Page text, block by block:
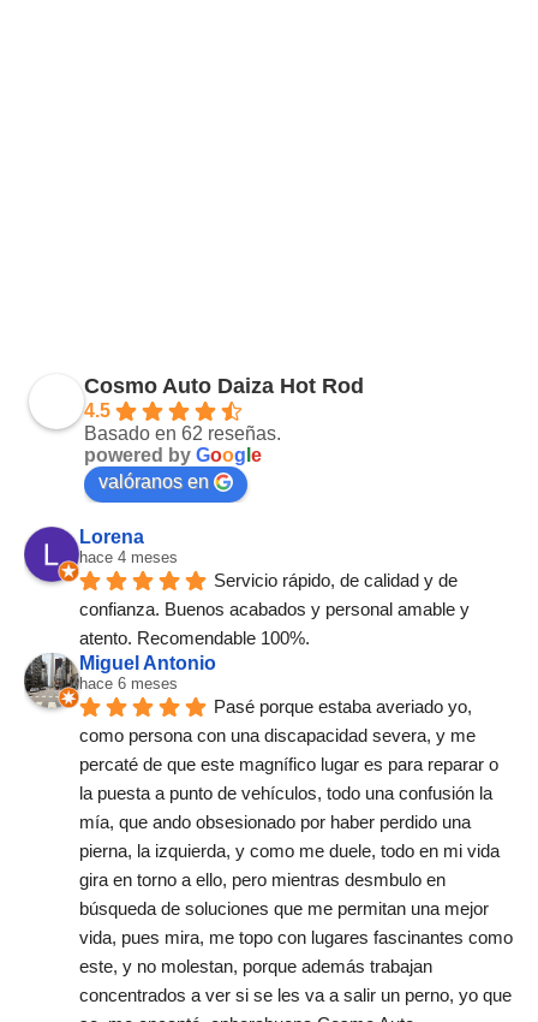
Cosmo Auto Daiza Hot Rod
4.5
Basado en 62 reseñas.
powered by Goog e
valóranos en
Lorena
hace 4 meses
Servicio rápido, de calidad y de
confianza. Buenos acabados y personal amable y
atento. Recomendable 100%.
Miguel Antonio
hace 6 meses
Pasé porque estaba averiado yo,
como persona con una discapacidad severa, y me
percaté de que este magnífico lugar es para reparar o
la puesta a punto de vehículos, todo una confusión la
mía, que ando obsesionado por haber perdido una
pierna, la izquierda, y como me duele, todo en mi vida
gira en torno a ello, pero mientras desmbulo en
búsqueda de soluciones que me permitan una mejor
vida, pues mira, me topo con lugares fascinantes como
este, y no molestan, porque además trabajan
concentrados a ver si se les va a salir un perno, yo que